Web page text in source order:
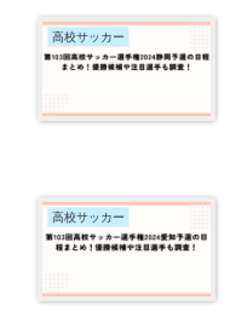
高校サッカー
高校サッカー